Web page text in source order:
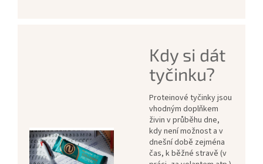
Kdy si dát
tyčinku?
Proteinové tyčinky jsou
vhodným doplňkem
živin v průběhu dne,
kdy není možnost a v
dnešní době zejména
čas, k běžné stravě (v